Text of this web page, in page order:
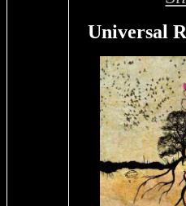
Universal